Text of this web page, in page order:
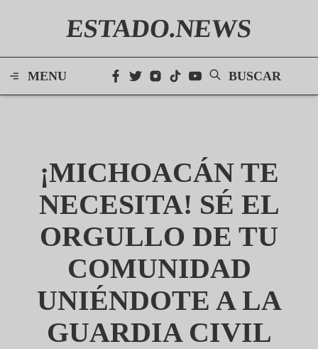
ESTADO.NEWS
MENU BUSCAR
¡MICHOACÁN TE
NECESITA! SÉ EL
ORGULLO DE TU
COMUNIDAD
UNIÉNDOTE A LA
GUARDIA CIVIL